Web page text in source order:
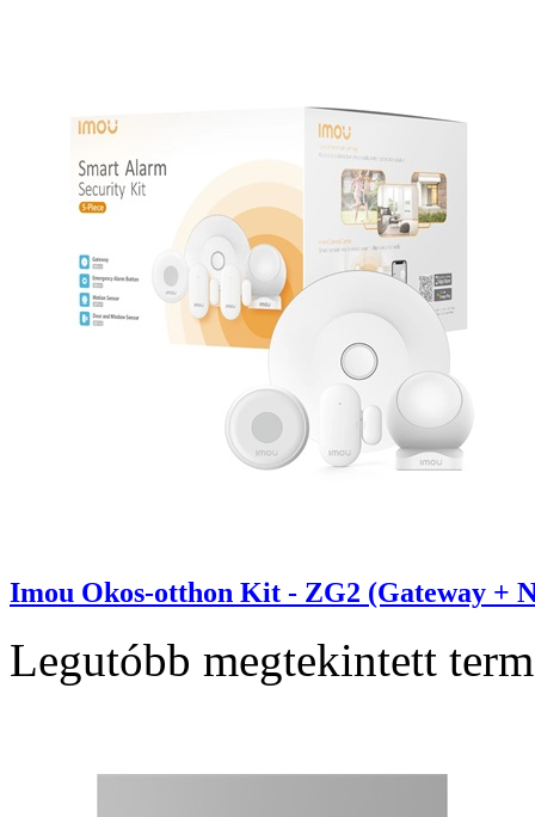
Imou Okos-otthon Kit - ZG2 (Gateway +
Legutóbb megtekintett